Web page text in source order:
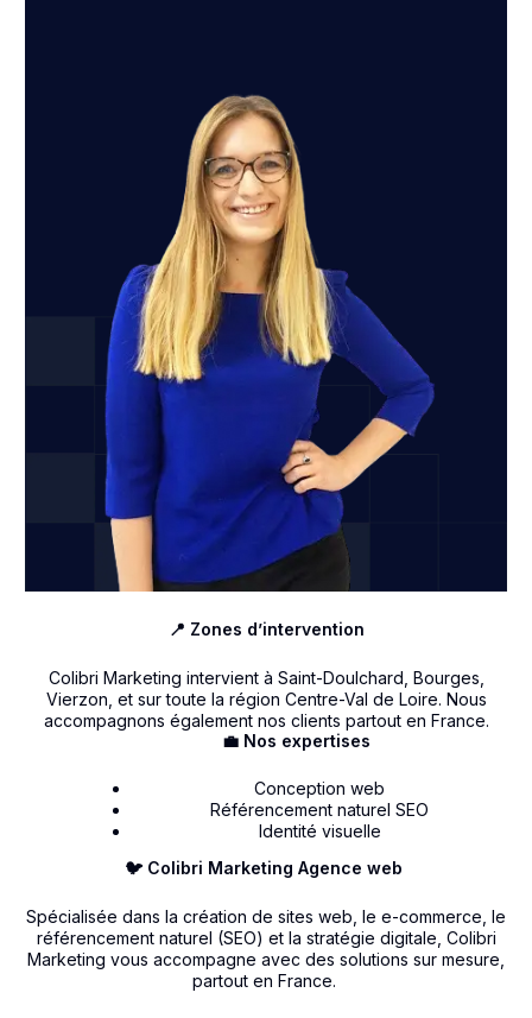
🐦 Colibri Marketing Agence web
Spécialisée dans la création de sites web, le e-commerce, le
référencement naturel (SEO) et la stratégie digitale, Colibri
Marketing vous accompagne avec des solutions sur mesure,
partout en France.
💼 Nos expertises
Conception web
Référencement naturel SEO
Identité visuelle
📍 Zones d’intervention
Colibri Marketing intervient à Saint-Doulchard, Bourges,
Vierzon, et sur toute la région Centre-Val de Loire. Nous
accompagnons également nos clients partout en France.